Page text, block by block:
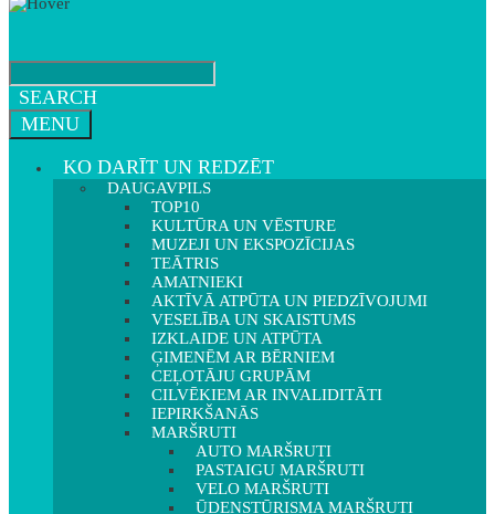
SEARCH
MENU
KO DARĪT UN REDZĒT
DAUGAVPILS
TOP10
KULTŪRA UN VĒSTURE
MUZEJI UN EKSPOZĪCIJAS
TEĀTRIS
AMATNIEKI
AKTĪVĀ ATPŪTA UN PIEDZĪVOJUMI
VESELĪBA UN SKAISTUMS
IZKLAIDE UN ATPŪTA
ĢIMENĒM AR BĒRNIEM
CEĻOTĀJU GRUPĀM
CILVĒKIEM AR INVALIDITĀTI
IEPIRKŠANĀS
MARŠRUTI
AUTO MARŠRUTI
PASTAIGU MARŠRUTI
VELO MARŠRUTI
ŪDENSTŪRISMA MARŠRUTI